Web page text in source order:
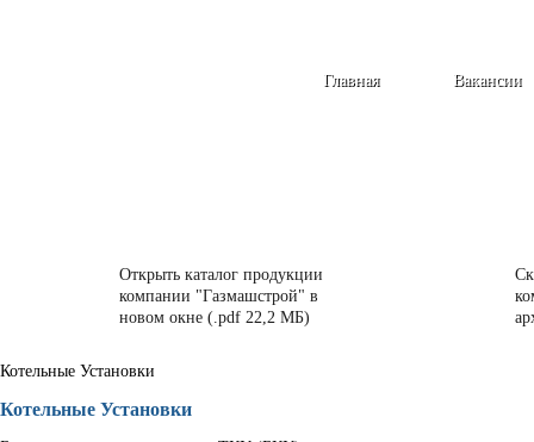
Вакансии
Главная
Открыть каталог продукции
компании "Газмашстрой" в
новом окне (.pdf 22,2 МБ)
Котельные Установки
Котельные Установки